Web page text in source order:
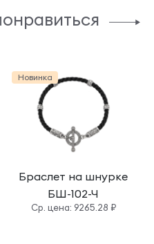
Новинка
Браслет на шнурке
БШ-102-Ч
Cр. цена: 9265.28 ₽